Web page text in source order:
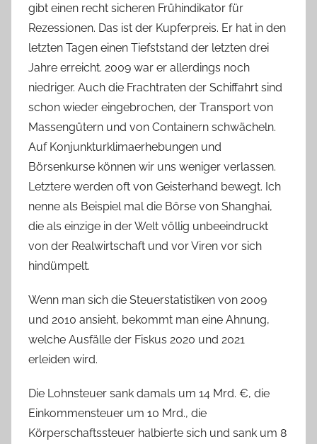
gibt einen recht sicheren Frühindikator für
Rezessionen. Das ist der Kupferpreis. Er hat in den
letzten Tagen einen Tiefststand der letzten drei
Jahre erreicht. 2009 war er allerdings noch
niedriger. Auch die Frachtraten der Schiffahrt sind
schon wieder eingebrochen, der Transport von
Massengütern und von Containern schwächeln.
Auf Konjunkturklimaerhebungen und
Börsenkurse können wir uns weniger verlassen.
Letztere werden oft von Geisterhand bewegt. Ich
nenne als Beispiel mal die Börse von Shanghai,
die als einzige in der Welt völlig unbeeindruckt
von der Realwirtschaft und vor Viren vor sich
hindümpelt.
Wenn man sich die Steuerstatistiken von 2009
und 2010 ansieht, bekommt man eine Ahnung,
welche Ausfälle der Fiskus 2020 und 2021
erleiden wird.
Die Lohnsteuer sank damals um 14 Mrd. €, die
Einkommensteuer um 10 Mrd., die
Körperschaftssteuer halbierte sich und sank um 8